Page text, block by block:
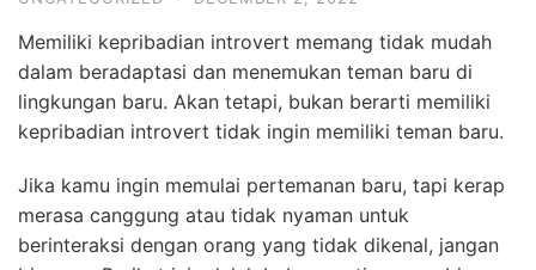
Memiliki kepribadian introvert memang tidak mudah
dalam beradaptasi dan menemukan teman baru di
lingkungan baru. Akan tetapi, bukan berarti memiliki
kepribadian introvert tidak ingin memiliki teman baru.
Jika kamu ingin memulai pertemanan baru, tapi kerap
merasa canggung atau tidak nyaman untuk
berinteraksi dengan orang yang tidak dikenal, jangan